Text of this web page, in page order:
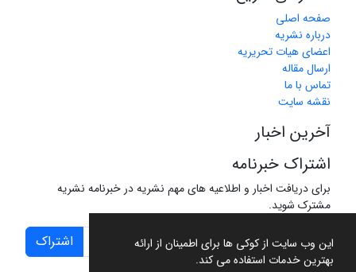
این وب سایت از کوکی ها برای اطمینان از ارائه
بهترین خدمات استفاده می کند.
صفحه اصلی
درباره نشریه
اعضای هیات تحریریه
ارسال مقاله
تماس با ما
نقشه سایت
آخرین اخبار
اشتراک خبرنامه
برای دریافت اخبار و اطلاعیه های مهم نشریه در خبرنامه نشریه
مشترک شوید.
اشتراک